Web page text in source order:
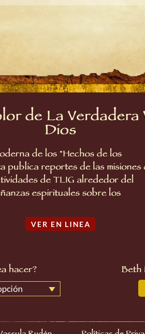
de La Verdadera
Dios
de los "Hechos de los
publica reportes de las misiones
de TLIG alrededor del
espirituales sobre los
VER EN LINEA
hacer? Beth